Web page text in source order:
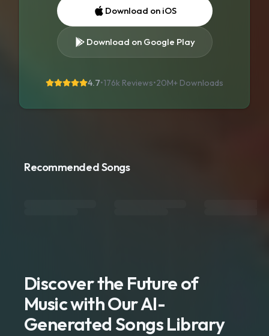
Download on iOS
Download on Google Play
4.7•176k Reviews•20M+ Downloads
Recommended Songs
Discover the Future of
Music with Our AI-
Generated Songs Library